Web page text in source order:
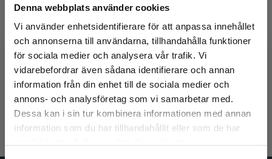
Denna webbplats använder cookies
Vi använder enhetsidentifierare för att anpassa innehållet
och annonserna till användarna, tillhandahålla funktioner
för sociala medier och analysera vår trafik. Vi
vidarebefordrar även sådana identifierare och annan
information från din enhet till de sociala medier och
annons- och analysföretag som vi samarbetar med.
Dessa kan i sin tur kombinera informationen med annan
information som du har tillhandahållit eller som de har
Begränsad fraktregion
Det verkar som att du besöker
studentlitteratur.se via en enhet utanför Sverige.
Introduktion till strukturmekaniken
Heyden, Susanne m.fl.
231 krinkl. moms
Exkl. moms: 218 kr